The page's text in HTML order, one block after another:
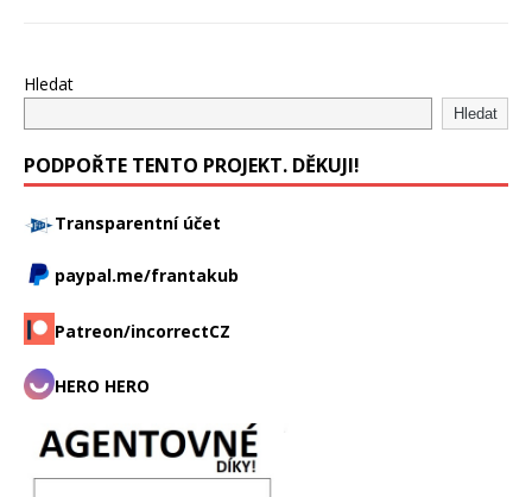
Hledat
Hledat
PODPOŘTE TENTO PROJEKT. DĚKUJI!
Transparentní účet
paypal.me/frantakub
Patreon/incorrectCZ
HERO HERO